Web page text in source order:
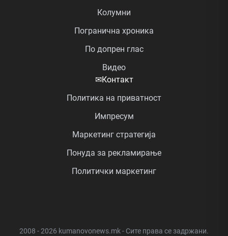
Колумни
Погранична хроника
По допрен глас
Видео
✉Контакт
Политика на приватност
Импресум
Маркетинг стратегија
Понуда за рекламирање
Политички маркетинг
2008 - 2026 kumanovonews.mk - Сите права се задржани.